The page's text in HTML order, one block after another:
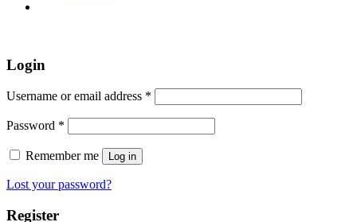
Login
Username or email address *
Password *
Remember me Log in
Lost your password?
Register